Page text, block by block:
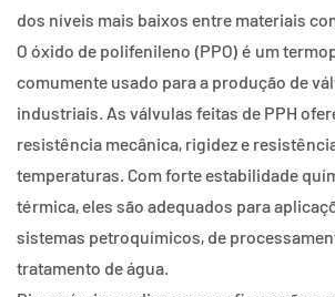
dos níveis mais baixos entre materiais
O óxido de polifenileno (PPO) é um
comumente usado para a produção de
industriais. As válvulas feitas de PPH
resistência mecânica, rigidez e
temperaturas. Com forte estabilidade
térmica, eles são adequados para
sistemas petroquímicos, de
tratamento de água.